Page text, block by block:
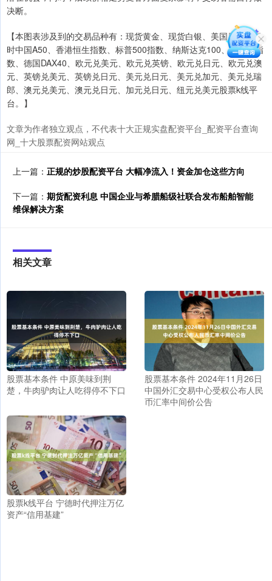
决断。
【本图表涉及到的交易品种有：现货黄金、现货白银、美国原油、富
时中国A50、香港恒生指数、标普500指数、纳斯达克100、道琼斯指
数、德国DAX40、欧元兑美元、欧元兑英镑、欧元兑日元、欧元兑澳
元、英镑兑美元、英镑兑日元、美元兑日元、美元兑加元、美元兑瑞
郎、澳元兑美元、澳元兑日元、加元兑日元、纽元兑美元股票k线平
台。】
文章为作者独立观点，不代表十大正规实盘配资平台_配资平台查询
网_十大股票配资网站观点
上一篇： 正规的炒股配资平台 大幅净流入！资金加仓这些方向
下一篇： 期货配资利息 中国企业与希腊船级社联合发布船舶智能
维保解决方案
相关文章
股票基本条件 中原美味到荆
楚，牛肉驴肉让人吃得停不下口
股票基本条件 2024年11月26日
中国外汇交易中心受权公布人民
币汇率中间价公告
股票k线平台 宁德时代押注万亿
资产“信用基建”